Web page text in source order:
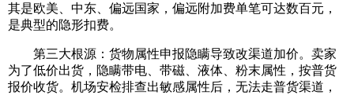
其是欧美、中东、偏远国家，偏远附加费单笔可达数百元，
是典型的隐形扣费。
第三大根源：货物属性申报隐瞒导致改渠道加价。卖家
为了低价出货，隐瞒带电、带磁、液体、粉末属性，按普货
报价收货。机场安检排查出敏感属性后，无法走普货渠道，